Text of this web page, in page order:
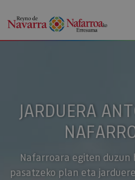
JARDUERA
Nafarroara egiten duzun
pasatzeko plan eta